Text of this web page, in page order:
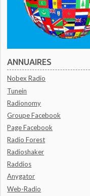
ANNUAIRES
Nobex Radio
Tunein
Radionomy
Groupe Facebook
Page Facebook
Radio Forest
Radioshaker
Raddios
Anygator
Web-Radio